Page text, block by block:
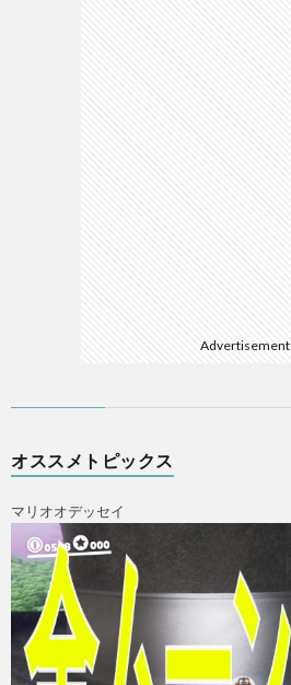
Advertisement
オススメトピックス
マリオオデッセイ